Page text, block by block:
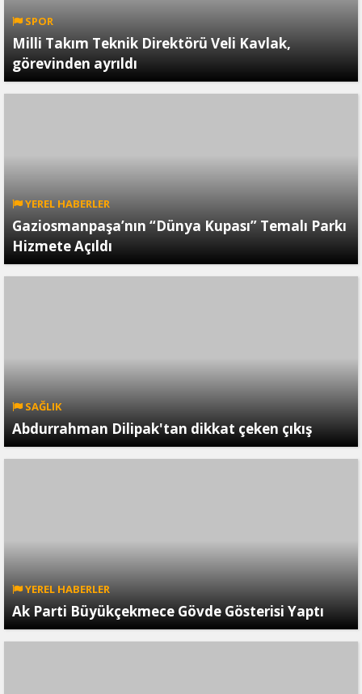
SPOR
Milli Takım Teknik Direktörü Veli Kavlak,
görevinden ayrıldı
YEREL HABERLER
Gaziosmanpaşa’nın “Dünya Kupası” Temalı Parkı
Hizmete Açıldı
SAĞLIK
Abdurrahman Dilipak'tan dikkat çeken çıkış
YEREL HABERLER
Ak Parti Büyükçekmece Gövde Gösterisi Yaptı